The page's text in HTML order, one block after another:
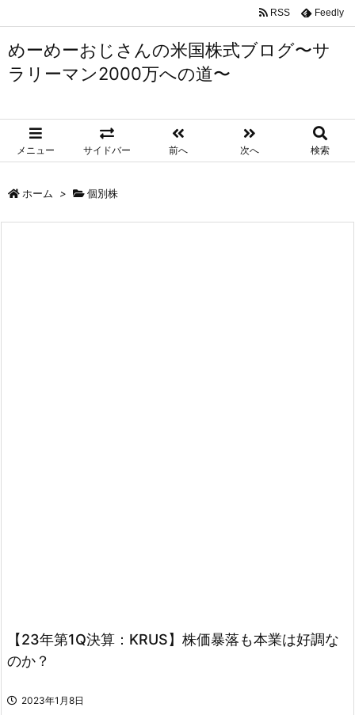
めーめーおじさんの米国株式ブログ〜サ
ラリーマン2000万への道〜
メニュー サイドバー 前へ 次へ 検索
RSS Feedly
ホーム > 個別株
【23年第1Q決算：KRUS】株価暴落も本業は好調な
のか？
2023年1月8日